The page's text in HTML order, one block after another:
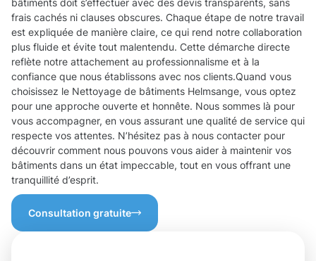
bâtiments doit s’effectuer avec des devis transparents, sans
frais cachés ni clauses obscures. Chaque étape de notre travail
est expliquée de manière claire, ce qui rend notre collaboration
plus fluide et évite tout malentendu. Cette démarche directe
reflète notre attachement au professionnalisme et à la
confiance que nous établissons avec nos clients.Quand vous
choisissez le Nettoyage de bâtiments Helmsange, vous optez
pour une approche ouverte et honnête. Nous sommes là pour
vous accompagner, en vous assurant une qualité de service qui
respecte vos attentes. N’hésitez pas à nous contacter pour
découvrir comment nous pouvons vous aider à maintenir vos
bâtiments dans un état impeccable, tout en vous offrant une
tranquillité d’esprit.
Consultation gratuite